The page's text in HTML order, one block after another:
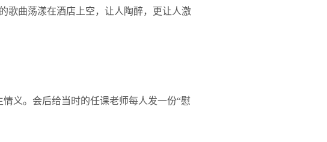
歌曲荡漾在酒店上空，让人陶醉，更让人激
义。会后给当时的任课老师每人发一份“慰